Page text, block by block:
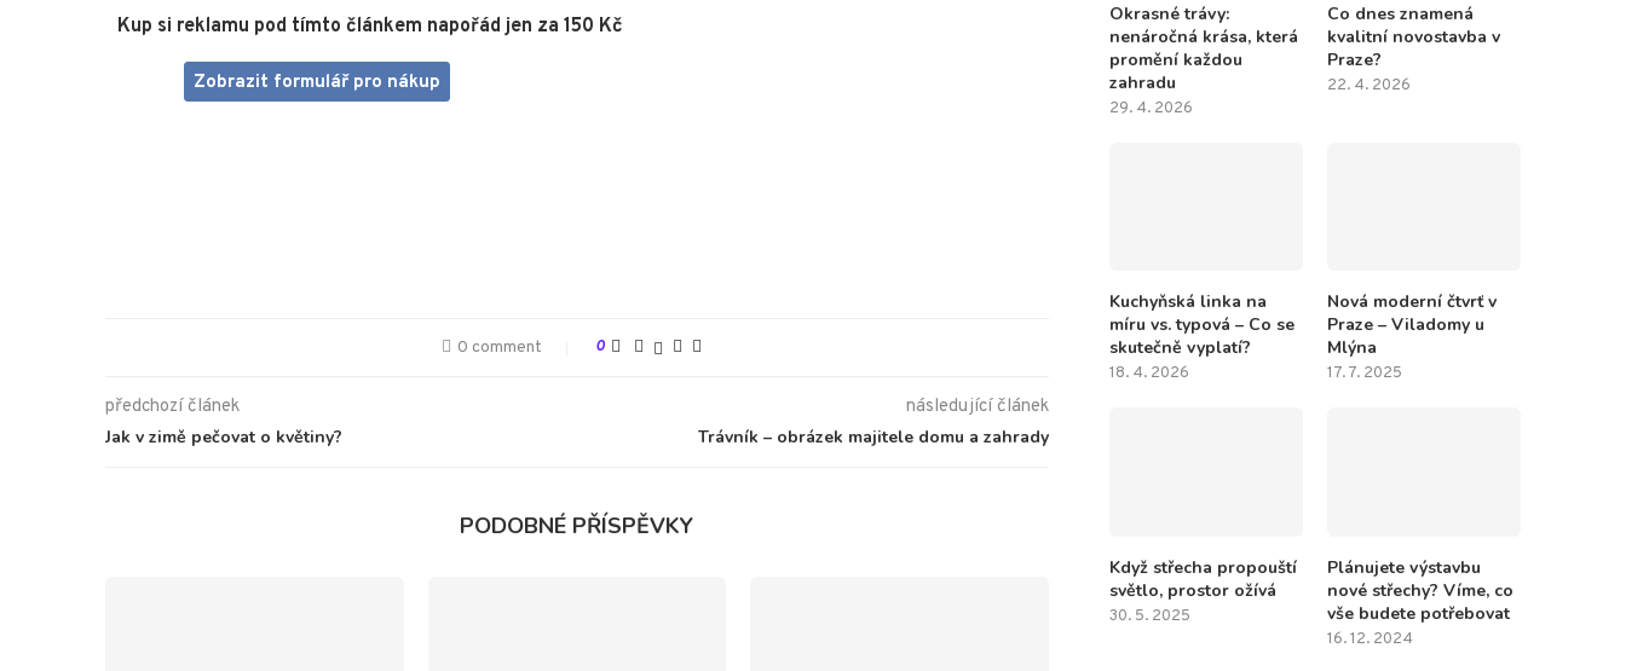
Kup si reklamu pod tímto článkem napořád jen za 150 Kč
Zobrazit formulář pro nákup
0 comment 0
předchozí článek
Jak v zimě pečovat o květiny?
následující článek
Trávník – obrázek majitele domu a zahrady
PODOBNÉ PŘÍSPĚVKY
Okrasné trávy:
nenáročná krása, která
promění každou
zahradu
29. 4. 2026
Co dnes znamená
kvalitní novostavba v
Praze?
22. 4. 2026
Kuchyňská linka na
míru vs. typová – Co se
skutečně vyplatí?
18. 4. 2026
Nová moderní čtvrť v
Praze – Viladomy u
Mlýna
17. 7. 2025
Když střecha propouští
světlo, prostor ožívá
30. 5. 2025
Plánujete výstavbu
nové střechy? Víme, co
vše budete potřebovat
16. 12. 2024